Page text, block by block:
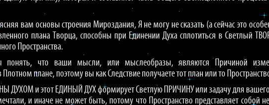
вам основы строения Мироздания, Я не могу не сказать (а сейчас это
плана Творца, способны при Единении Духа сплотиться в Светлый
Пространства.
что ваши мысли, или мыслеобразы, являются Причиной
Плотном плане, поэтому вы как Следствие получаете тот план или то
ДУХОМ и этот ЕДИНЫЙ ДУХ формирует Светлую ПРИЧИНУ или задачу для
и иначе не может быть, потому что Пространство представляет собой